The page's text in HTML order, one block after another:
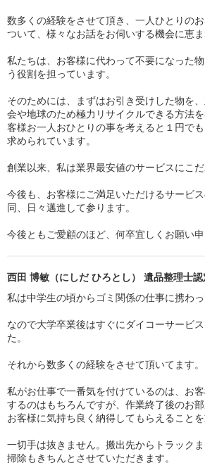
数多くの経験をさせて頂き、一人ひとりの
ついて、様々なお話をお伺いする機会に恵ま
私たちは、お客様に代わって不要になった
う役割を担っています。
そのためには、まずはお引き受けした物を
会や地球のため極力リサイクルできる方法
客様お一人おひとりの事を考えると１円で
求められています。
創業以来、私は業界最安値のサービスにこだ
今後も、お客様にご満足いただけるサービ
同、日々邁進して参ります。
今後ともご愛顧のほど、何卒宜しくお願い申
西田 博敏（にしだ ひろとし） 遺品整理士
私は中学生の頃からゴミ関係の仕事に携わっ
なので大学卒業後はすぐにダイコーサービ
た。
それから数多くの経験をさせて頂いてます。
私がお仕事で一番気を付けているのは、お
するのはもちろんですが、作業終了後のお部
お客様に気持ち良く納得してもらえることを
一切手は抜きません。搬出先からトラック
掃除もきちんとさせていただきます。